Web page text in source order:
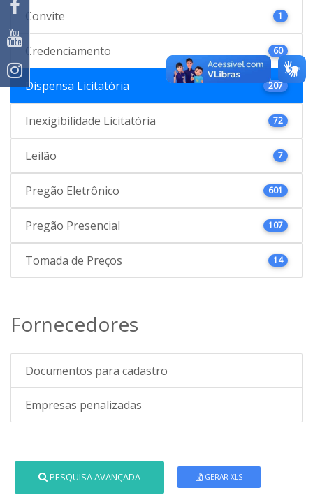
Convite 1
Credenciamento 60
Dispensa Licitatória 207
Inexigibilidade Licitatória 72
Leilão 7
Pregão Eletrônico 601
Pregão Presencial 107
Tomada de Preços 14
Fornecedores
Documentos para cadastro
Empresas penalizadas
PESQUISA AVANÇADA GERAR XLS